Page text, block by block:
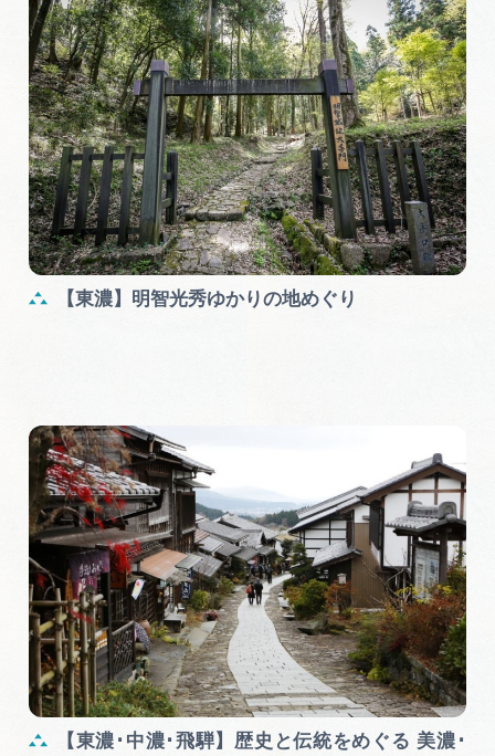
【東濃】明智光秀ゆかりの地めぐり
【東濃･中濃･飛騨】歴史と伝統をめぐる 美濃･